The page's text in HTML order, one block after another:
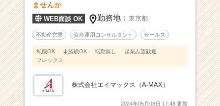
ッ
ト！
業
界
を
ク
ー
ませんか
WEB面談 OK 勤務地：東京都
不動産営業 資産運用コンサルタント セールス
私服OK 未経験OK 転勤無し
起業志望歓迎
フレックス
株式会社エイマックス（A-MAX）
2024年05月08日 17:48 更新